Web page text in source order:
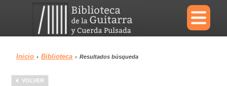
×
Menu
Inicio › Biblioteca › Resultados búsqueda
VOLVER